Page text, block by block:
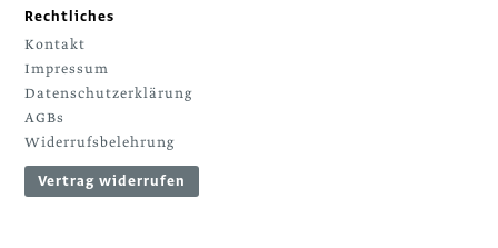
Rechtliches
Kontakt
Impressum
Datenschutzerklärung
AGBs
Widerrufsbelehrung
Vertrag widerrufen